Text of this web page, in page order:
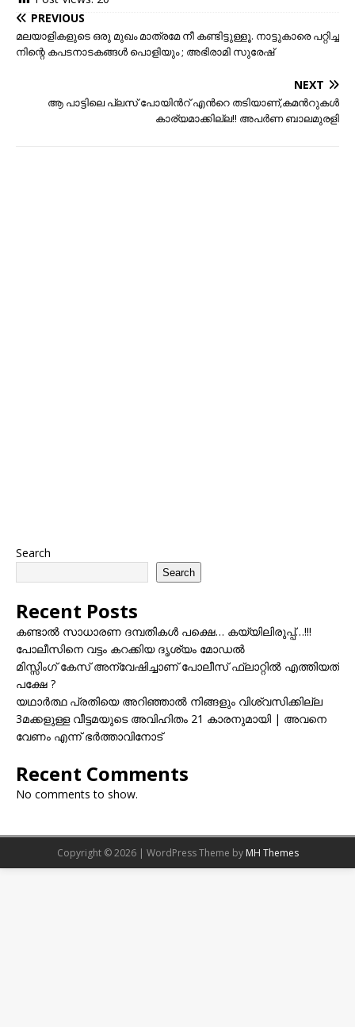
PREVIOUS
മലയാളികളുടെ ഒരു മുഖം മാത്രമേ നീ കണ്ടിട്ടുള്ളൂ. നാട്ടുകാരെ പറ്റിച്ച
നിന്റെ കപടനാടകങ്ങൾ പൊളിയും ; അഭിരാമി സുരേഷ്
NEXT
ആ പാട്ടിലെ പ്ലസ് പോയിൻറ് എൻറെ തടിയാണ്,കമൻറുകൾ
കാര്യമാക്കില്ല!! അപർണ ബാലമുരളി
Search
Search
Recent Posts
കണ്ടാൽ സാധാരണ ദമ്പതികൾ പക്ഷെ… കയ്യിലിരുപ്പ്…!!!
പോലീസിനെ വട്ടം കറക്കിയ ദൃശ്യം മോഡല്‍
മിസ്സിംഗ് കേസ് അന്വേഷിച്ചാണ് പോലീസ് ഫ്ലാറ്റിൽ എത്തിയത്
പക്ഷേ ?
യഥാർത്ഥ പ്രതിയെ അറിഞ്ഞാൽ നിങ്ങളും വിശ്വസിക്കില്ല
3മക്കളുള്ള വീട്ടമയുടെ അവിഹിതം 21 കാരനുമായി | അവനെ
വേണം എന്ന് ഭർത്താവിനോട്
Recent Comments
No comments to show.
Copyright © 2026 | WordPress Theme by MH Themes